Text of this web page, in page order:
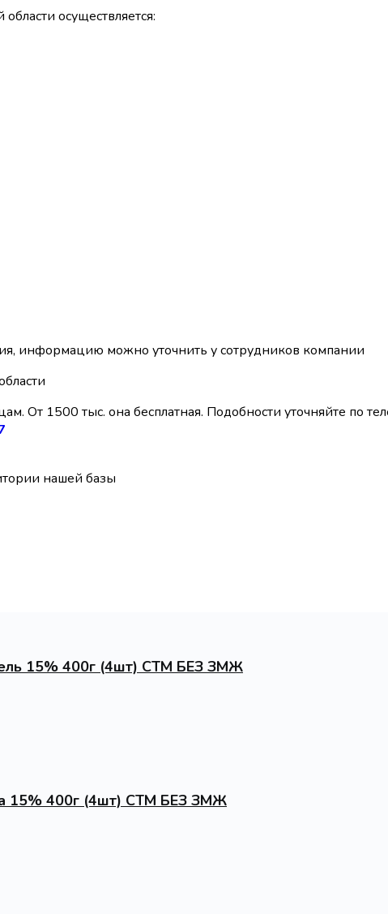
осуществляется:
информацию можно уточнить у сотрудников компании
От 1500 тыс. она бесплатная. Подобности уточняйте по
нашей базы
15% 400г (4шт) СТМ БЕЗ ЗМЖ
15% 400г (4шт) СТМ БЕЗ ЗМЖ